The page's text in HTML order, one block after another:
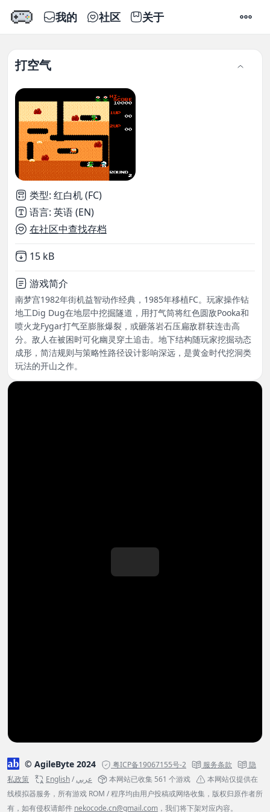
我的 社区 关于 设置
打空气
类型: 红白机 (FC)
语言: 英语 (EN)
在社区中查找存档
Not downloaded
15 kB
游戏简介
南梦宫1982年街机益智动作经典，1985年移植FC。玩家操作钻
地工Dig Dug在地层中挖掘隧道，用打气筒将红色圆敌Pooka和
喷火龙Fygar打气至膨胀爆裂，或砸落岩石压扁敌群获连击高
分。敌人在被困时可化幽灵穿土追击。地下结构随玩家挖掘动态
成形，简洁规则与策略性路径设计影响深远，是黄金时代挖洞类
玩法的开山之作。
© AgileByte 2024 粤ICP备19067155号-2 服务条款
隐
私政策
English/عربي 本网站已收集 561 个游戏
本网站仅提供在
线模拟器服务，所有游戏 ROM / 程序均由用户投稿或网络收集，版权归原作者所
有，如有侵权请邮件 nekocode.cn@gmail.com ，我们将下架对应内容。